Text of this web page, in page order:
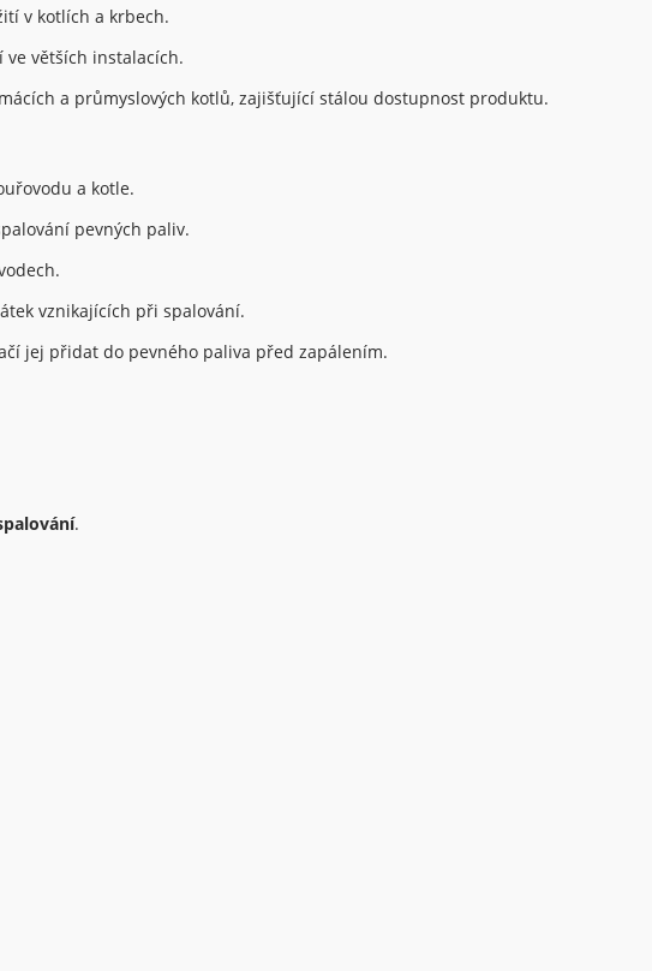
v kotlích a krbech.
větších instalacích.
a průmyslových kotlů, zajišťující stálou dostupnost produktu.
a kotle.
pevných paliv.
vznikajících při spalování.
jej přidat do pevného paliva před zapálením.
.